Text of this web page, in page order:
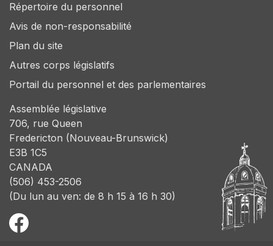
Répertoire du personnel
Avis de non-responsabilité
Plan du site
Autres corps législatifs
Portail du personnel et des parlementaires
Assemblée législative
706, rue Queen
Fredericton (Nouveau-Brunswick)
E3B 1C5
CANADA
(506) 453-2506
(Du lun au ven: de 8 h 15 à 16 h 30)